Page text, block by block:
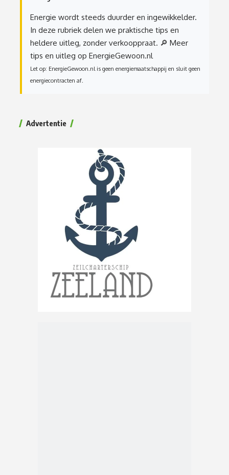
Energie wordt steeds duurder en ingewikkelder.
In deze rubriek delen we praktische tips en
heldere uitleg, zonder verkooppraat. 🔎 Meer
tips en uitleg op EnergieGewoon.nl
Let op: EnergieGewoon.nl is geen energiemaatschappij en sluit geen
energiecontracten af.
Advertentie